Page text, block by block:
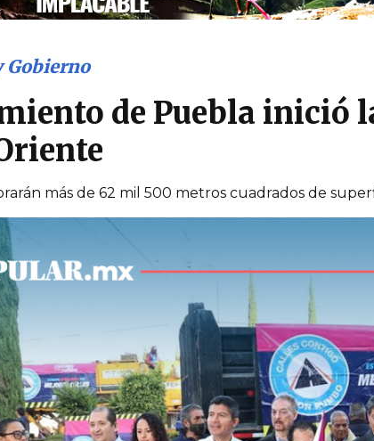
Gobierno
de Puebla inició
más de 62 mil 500 metros cuadrados de